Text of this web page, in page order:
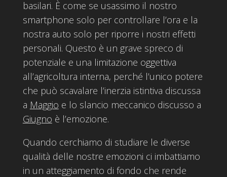
basilari. È come se usassimo il nostro
smartphone solo per controllare l’ora e la
nostra auto solo per riporre i nostri effetti
personali. Questo è un grave spreco di
potenziale e una limitazione oggettiva
all’agricoltura interna, perché l’unico potere
che può scavalare l’inerzia istintiva discussa
a Maggio e lo slancio meccanico discusso a
Giugno è l’emozione.
Quando cerchiamo di studiare le diverse
qualità delle nostre emozioni ci imbattiamo
in un atteggiamento di fondo che rende